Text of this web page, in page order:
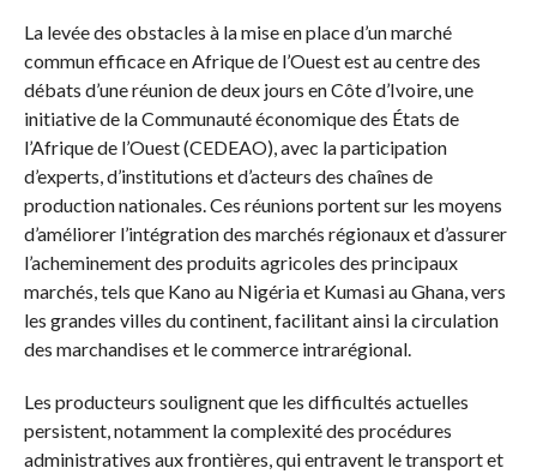
La levée des obstacles à la mise en place d’un marché
commun efficace en Afrique de l’Ouest est au centre des
débats d’une réunion de deux jours en Côte d’Ivoire, une
initiative de la Communauté économique des États de
l’Afrique de l’Ouest (CEDEAO), avec la participation
d’experts, d’institutions et d’acteurs des chaînes de
production nationales. Ces réunions portent sur les moyens
d’améliorer l’intégration des marchés régionaux et d’assurer
l’acheminement des produits agricoles des principaux
marchés, tels que Kano au Nigéria et Kumasi au Ghana, vers
les grandes villes du continent, facilitant ainsi la circulation
des marchandises et le commerce intrarégional.
Les producteurs soulignent que les difficultés actuelles
persistent, notamment la complexité des procédures
administratives aux frontières, qui entravent le transport et